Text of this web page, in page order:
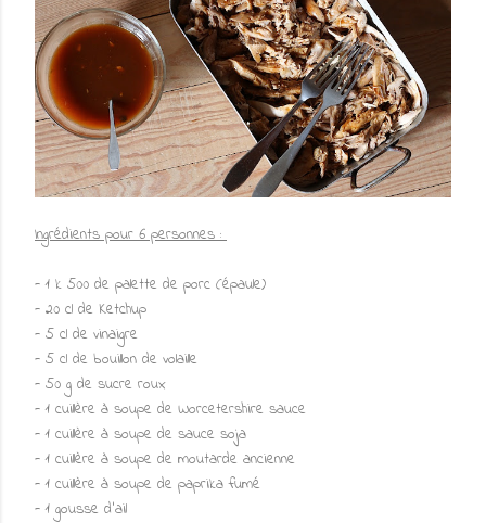
Ingrédients pour 6 personnes :
- 1 k 500 de palette de porc (épaule)
- 20 cl de Ketchup
- 5 cl de vinaigre
- 5 cl de bouillon de volaille
- 50 g de sucre roux
- 1 cuillère à soupe de Worcetershire sauce
- 1 cuillère à soupe de sauce soja
- 1 cuillère à soupe de moutarde ancienne
- 1 cuillère à soupe de paprika fumé
- 1 gousse d'ail